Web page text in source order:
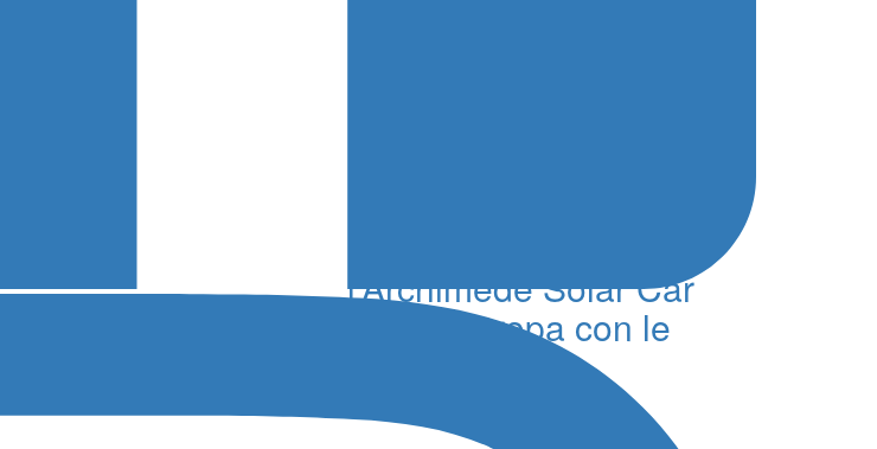
l’Archimede Solar Car
sfida l’Europa con le
batterie al sale